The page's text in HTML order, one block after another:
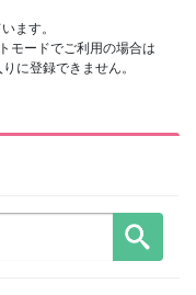
ます。
モードでご利用の場合は
に登録できません。